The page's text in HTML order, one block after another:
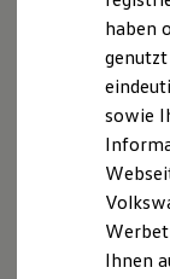
Elektro
a)
b) ihren
c) über eine
d) Die
haben
sowie
Ihnen